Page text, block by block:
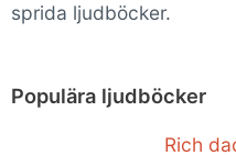
sprida ljudböcker.
Populära ljudböcker
Rich